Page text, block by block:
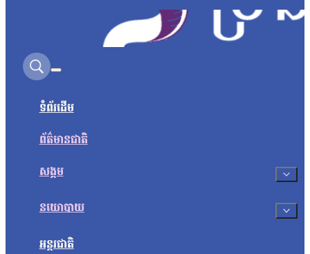
Search on this site
ទំព័រដើម
ព័ត៌មានជាតិ
សង្គម
នយោបាយ
អន្តរជាតិ